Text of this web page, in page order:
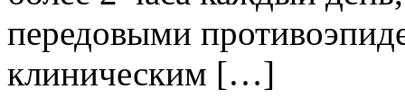
передовыми
клиническим […]